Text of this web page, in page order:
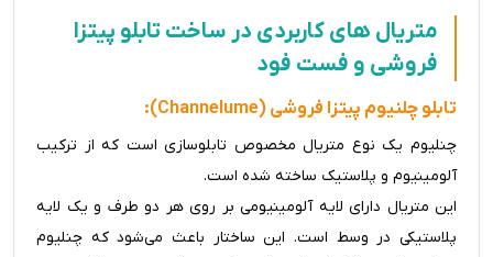
متریال های کاربردی در ساخت تابلو پیتزا
فروشی و فست فود
تابلو چلنیوم پیتزا فروشی (Channelume):
چنلیوم یک نوع متریال مخصوص تابلوسازی است که از ترکیب
آلومینیوم و پلاستیک ساخته شده است.
این متریال دارای لایه آلومینیومی بر روی هر دو طرف و یک لایه
پلاستیکی در وسط است. این ساختار باعث می‌شود که چنلیوم